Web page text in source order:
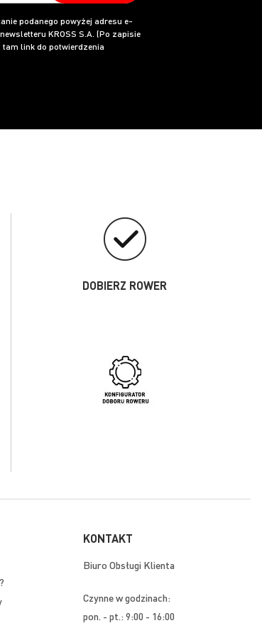
podanego powyżej adresu e-
KROSS S.A. (Po zapisie
link do potwierdzenia
DOBIERZ ROWER
KONTAKT
Biuro Obsługi Klienta
Czynne w godzinach:
pon. - pt.: 9:00 - 16:00